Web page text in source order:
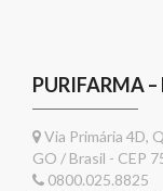
PURIFARMA
Via Primária 4D,
GO / Brasil - CEP
0800.025.8825